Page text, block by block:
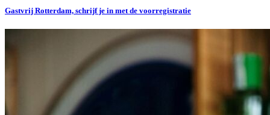
Gastvrij Rotterdam, schrijf je in met de voorregistratie